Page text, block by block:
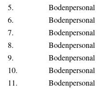
5.
Bodenpersonal
6.
Bodenpersonal
7.
Bodenpersonal
8.
Bodenpersonal
9.
Bodenpersonal
10.
Bodenpersonal
11.
Bodenpersonal